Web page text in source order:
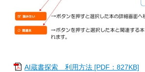
AI蔵書探索 利用方法 [PDF：827KB]